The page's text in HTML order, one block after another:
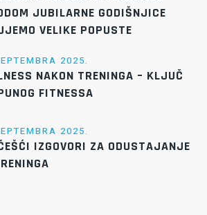
JUBILARNE GODIŠNJICE
VELIKE POPUSTE
2025.
NAKON TRENINGA – KLJUČ
FITNESSA
2025.
IZGOVORI ZA ODUSTAJANJE